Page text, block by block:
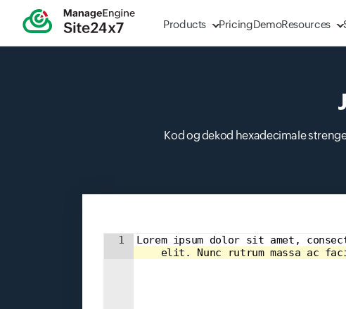
Products PricingDemoResources
Kod og dekod hexadecimale
Input field
1
Lorem ipsum dolor sit amet,
elit. Nunc rutrum massa ac